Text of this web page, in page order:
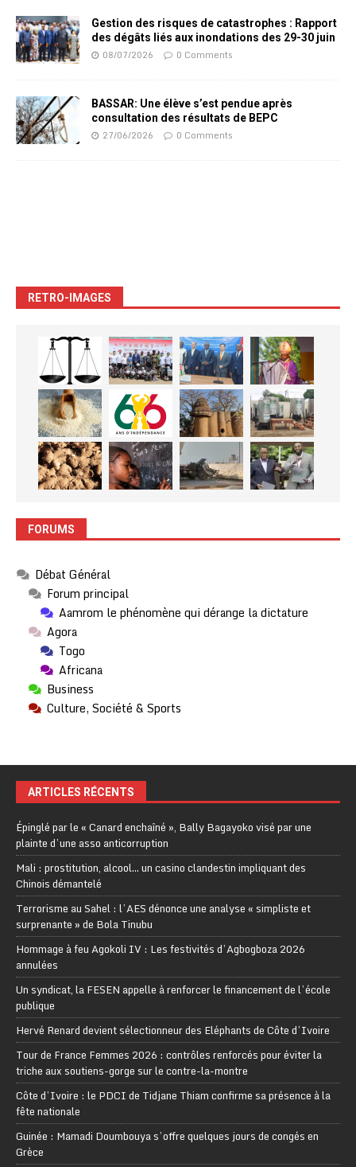
Gestion des risques de catastrophes : Rapport
des dégâts liés aux inondations des 29-30 juin
08/07/2026 0 Comments
BASSAR: Une élève s’est pendue après
consultation des résultats de BEPC
27/06/2026 0 Comments
RETRO-IMAGES
FORUMS
Débat Général
Forum principal
Aamrom le phénomène qui dérange la dictature
Agora
Togo
Africana
Business
Culture, Société & Sports
ARTICLES RÉCENTS
Épinglé par le « Canard enchaîné », Bally Bagayoko visé par une
plainte d’une asso anticorruption
Mali : prostitution, alcool… un casino clandestin impliquant des
Chinois démantelé
Terrorisme au Sahel : l’AES dénonce une analyse « simpliste et
surprenante » de Bola Tinubu
Hommage à feu Agokoli IV : Les festivités d’Agbogboza 2026
annulées
Un syndicat, la FESEN appelle à renforcer le financement de l’école
publique
Hervé Renard devient sélectionneur des Eléphants de Côte d’Ivoire
Tour de France Femmes 2026 : contrôles renforcés pour éviter la
triche aux soutiens-gorge sur le contre-la-montre
Côte d’Ivoire : le PDCI de Tidjane Thiam confirme sa présence à la
fête nationale
Guinée : Mamadi Doumbouya s’offre quelques jours de congés en
Grèce